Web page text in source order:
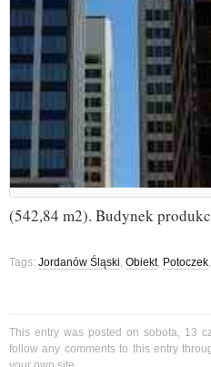
(542,84 m2). Budynek
Tags: Jordanów Śląski, Obiekt, Potoczek,
This entry was posted on sobota, 13
follow any comments to this entry